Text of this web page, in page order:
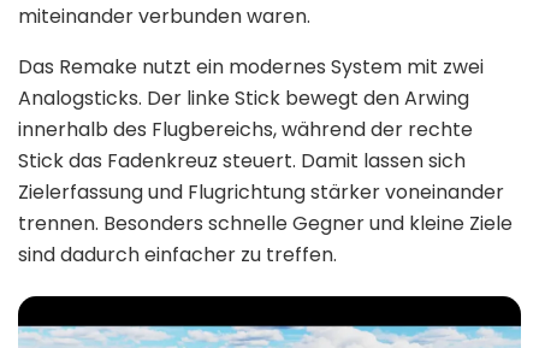
miteinander verbunden waren.
Das Remake nutzt ein modernes System mit zwei
Analogsticks. Der linke Stick bewegt den Arwing
innerhalb des Flugbereichs, während der rechte
Stick das Fadenkreuz steuert. Damit lassen sich
Zielerfassung und Flugrichtung stärker voneinander
trennen. Besonders schnelle Gegner und kleine Ziele
sind dadurch einfacher zu treffen.